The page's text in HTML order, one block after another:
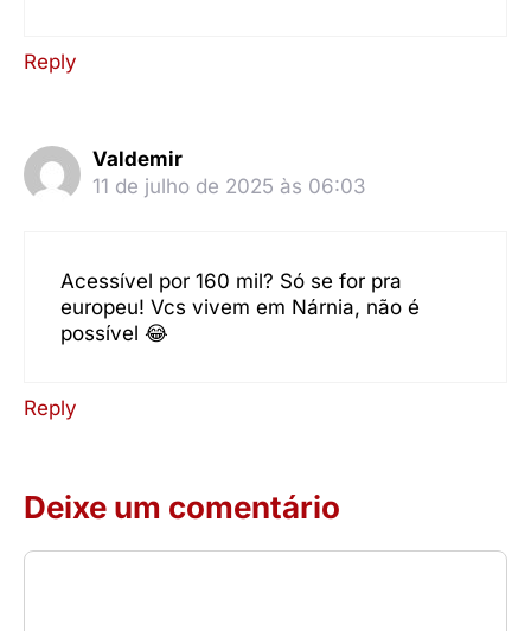
Reply
Valdemir
11 de julho de 2025 às 06:03
Acessível por 160 mil? Só se for pra
europeu! Vcs vivem em Nárnia, não é
possível 😂
Reply
Deixe um comentário
Comentário